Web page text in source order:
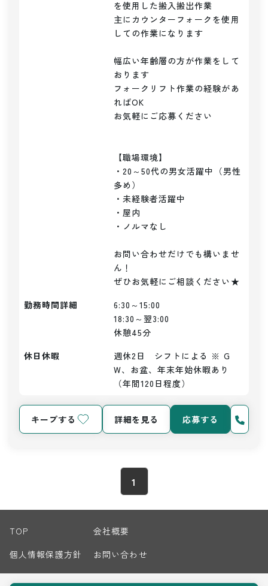
を使用した搬入搬出作業
主にカウンターフォークを使用
しての作業になります
幅広い年齢層の方が作業をして
おります
フォークリフト作業の経験があ
ればOK
お気軽にご応募ください
【職場環境】
・20～50代の男女活躍中（男性
多め）
・未経験者活躍中
・屋内
・ノルマなし
お問い合わせだけでも構いませ
ん！
ぜひお気軽にご相談ください★
勤務時間詳細
6:30～15:00
18:30～翌3:00
休憩45分
休日休暇
週休2日　シフトによる ※ G
W、お盆、年末年始休暇あり
（年間120日程度）
キープする 詳細を見る 応募する
1
TOP
会社概要
個人情報保護方針
お問い合わせ